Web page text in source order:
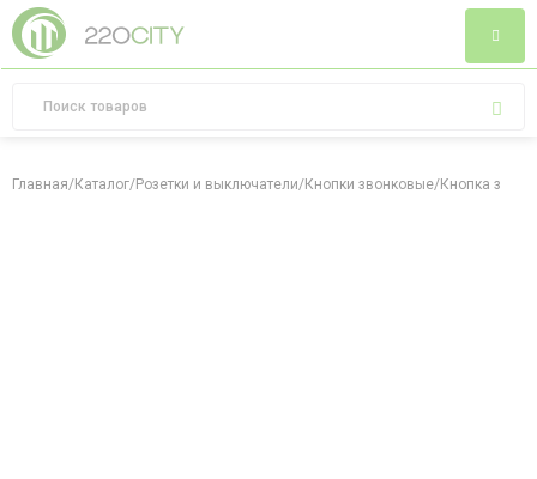
Главная/Каталог/Розетки и выключатели/Кнопки звонковые/Кнопка